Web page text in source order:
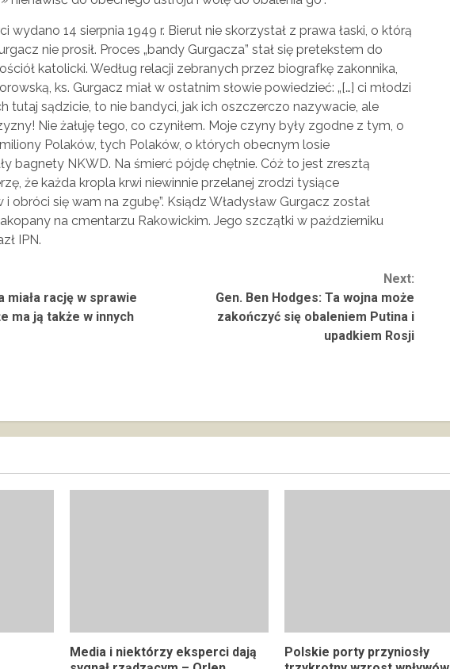
wydano 14 sierpnia 1949 r. Bierut nie skorzystał z prawa łaski, o którą
nie prosił. Proces „bandy Gurgacza” stał się pretekstem do
katolicki. Według relacji zebranych przez biografkę zakonnika,
ks. Gurgacz miał w ostatnim słowie powiedzieć: „[…] ci młodzi
tutaj sądzicie, to nie bandyci, jak ich oszczerczo nazywacie, ale
Nie żałuję tego, co czyniłem. Moje czyny były zgodne z tym, o
Polaków, tych Polaków, o których obecnym losie
bagnety NKWD. Na śmierć pójdę chętnie. Cóż to jest zresztą
że każda kropla krwi niewinnie przelanej zrodzi tysiące
obróci się wam na zgubę”. Ksiądz Władysław Gurgacz został
na cmentarzu Rakowickim. Jego szczątki w październiku
IPN.
miała rację w sprawie
ma ją także w innych
Next:
Gen. Ben Hodges: Ta wojna może
zakończyć się obaleniem Putina i
upadkiem Rosji
Media i niektórzy eksperci dają
Polskie porty przyniosły